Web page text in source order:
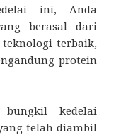
ini, Anda
berasal dari
terbaik,
protein
kedelai
telah diambil